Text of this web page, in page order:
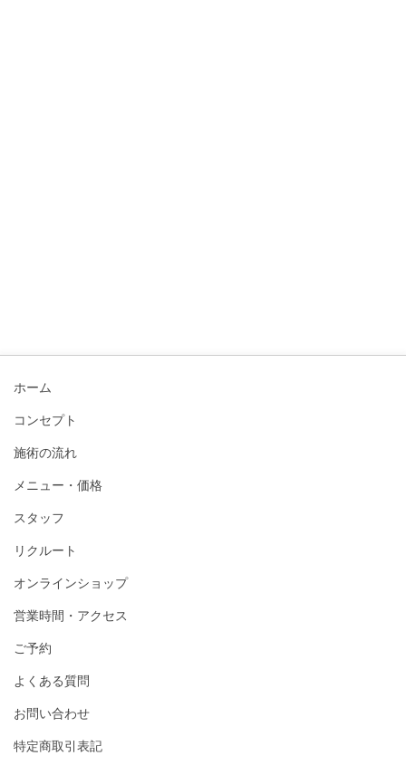
ホーム
コンセプト
施術の流れ
メニュー・価格
スタッフ
リクルート
オンラインショップ
営業時間・アクセス
ご予約
よくある質問
お問い合わせ
特定商取引表記